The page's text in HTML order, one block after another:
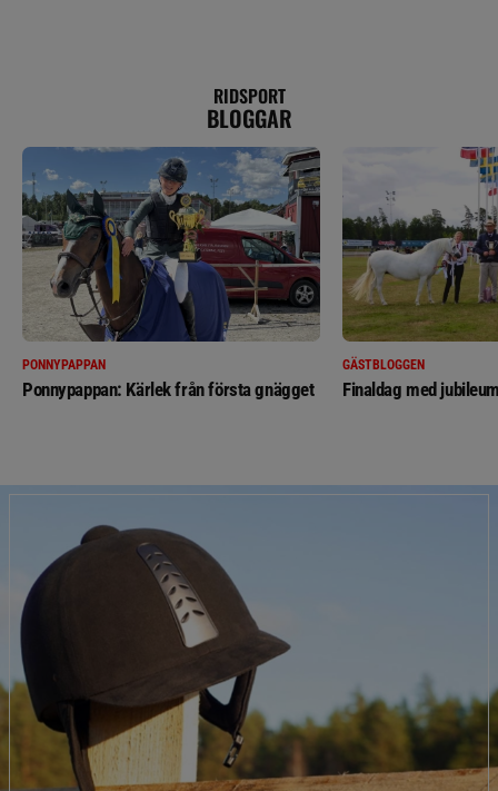
RIDSPORT
BLOGGAR
PONNYPAPPAN
Ponnypappan: Kärlek från första gnägget
GÄSTBLOGGEN
Finaldag med